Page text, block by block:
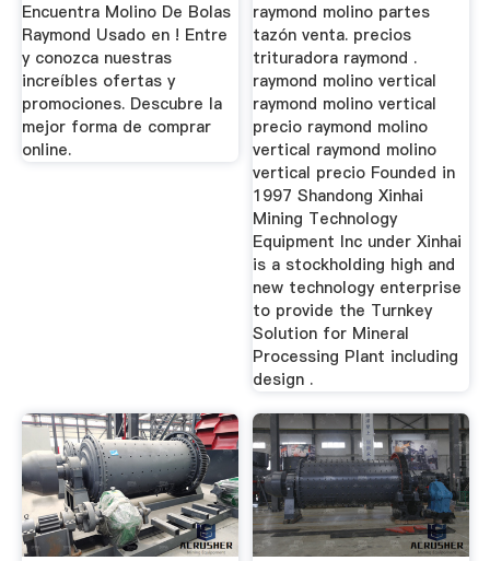
Encuentra Molino De Bolas
Raymond Usado en ! Entre
y conozca nuestras
increíbles ofertas y
promociones. Descubre la
mejor forma de comprar
online.
raymond molino partes
tazón venta. precios
trituradora raymond .
raymond molino vertical
raymond molino vertical
precio raymond molino
vertical raymond molino
vertical precio Founded in
1997 Shandong Xinhai
Mining Technology
Equipment Inc under Xinhai
is a stockholding high and
new technology enterprise
to provide the Turnkey
Solution for Mineral
Processing Plant including
design .